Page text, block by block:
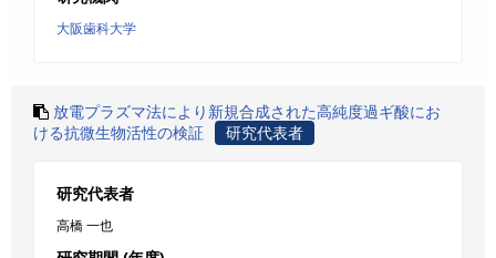
大阪歯科大学
放電プラズマ法により新規合成された高純度過ギ酸にお
ける抗微生物活性の検証
研究代表者
研究代表者
高橋 一也